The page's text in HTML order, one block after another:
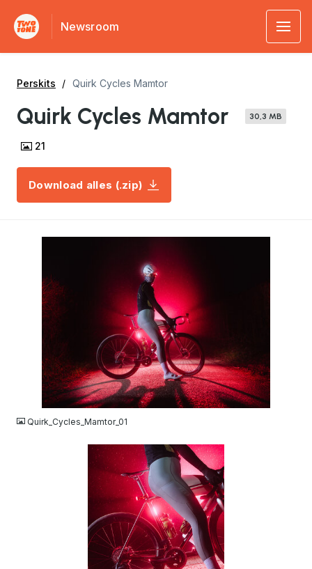
Newsroom
Perskits Quirk Cycles Mamtor
Quirk Cycles Mamtor 30,3 MB
21
Download alles (.zip)
Quirk_Cycles_Mamtor_01